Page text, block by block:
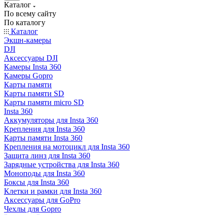
Каталог
По всему сайту
По каталогу
Каталог
Экшн-камеры
DJI
Аксессуары DJI
Камеры Insta 360
Камеры Gopro
Карты памяти
Карты памяти SD
Карты памяти micro SD
Insta 360
Аккумуляторы для Insta 360
Крепления для Insta 360
Карты памяти Insta 360
Крепления на мотоцикл для Insta 360
Защита линз для Insta 360
Зарядные устройства для Insta 360
Моноподы для Insta 360
Боксы для Insta 360
Клетки и рамки для Insta 360
Аксессуары для GoPro
Чехлы для Gopro